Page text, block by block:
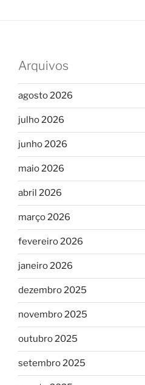
Arquivos
agosto 2026
julho 2026
junho 2026
maio 2026
abril 2026
março 2026
fevereiro 2026
janeiro 2026
dezembro 2025
novembro 2025
outubro 2025
setembro 2025